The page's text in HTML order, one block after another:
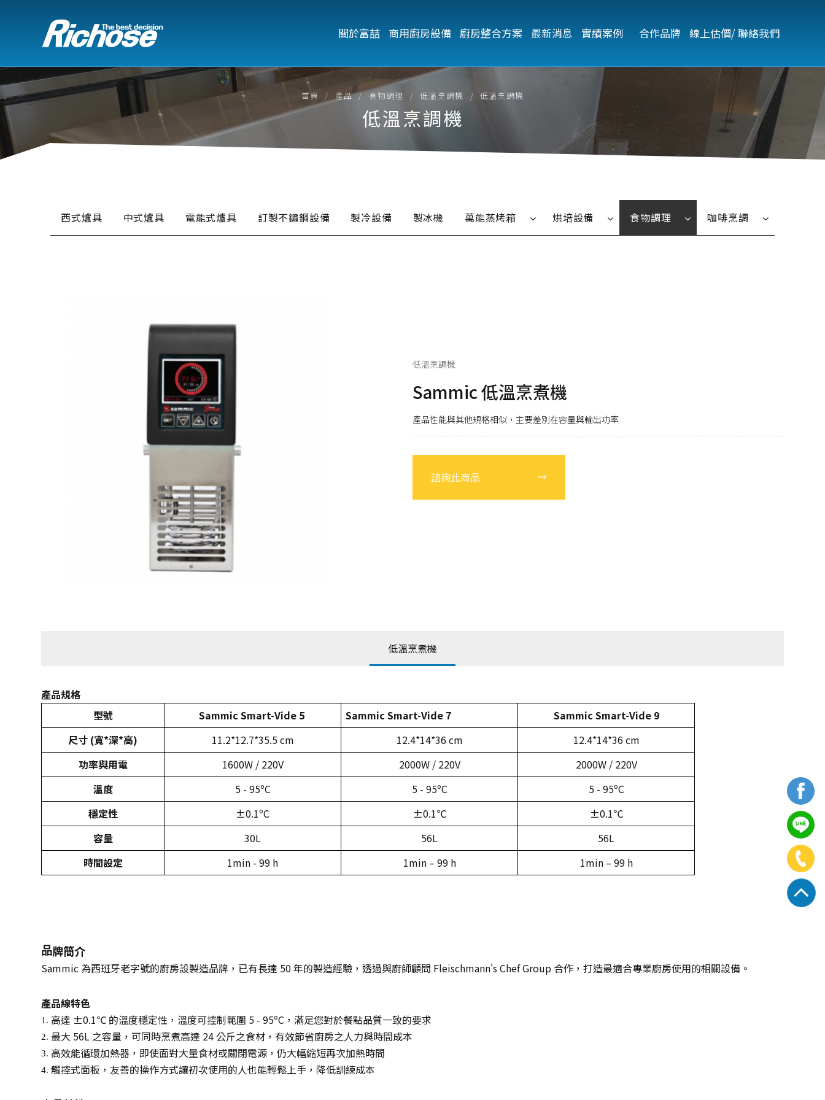
關於富喆 商用廚房設備 廚房整合方案 最新消息 實績案例 合作品牌 線上估價/ 聯絡我們
首頁 產品 食物調理 低溫烹調機 低溫烹調機
低溫烹調機
西式爐具 中式爐具 電能式爐具 訂製不鏽鋼設備 製冷設備 製冰機 萬能蒸烤箱 烘培設備 食物調理 咖啡烹調
低溫烹調機
Sammic 低溫烹煮機
產品性能與其他規格相似，主要差別在容量與輸出功率
諮詢此商品
低溫烹煮機
產品規格
型號
Sammic Smart-Vide 5 Sammic Smart-Vide 7
Sammic Smart-Vide 9
尺寸 (寬*深*高)
11.2*12.7*35.5 cm 12.4*14*36 cm
12.4*14*36 cm
功率與用電
1600W / 220V 2000W / 220V
2000W / 220V
溫度
5 - 95ºC 5 - 95ºC
5 - 95ºC
穩定性
±0.1ºC ±0.1℃
±0.1℃
容量
30L 56L
56L
時間設定
1min - 99 h 1min – 99 h 1min – 99 h
品牌簡介
Sammic 為西班牙老字號的廚房設製造品牌，已有長達 50 年的製造經驗，透過與廚師顧問 Fleischmann's Chef Group 合作，打造最適合專業廚房使用的相關設備。
產品線特色
1. 高達 ±0.1℃ 的溫度穩定性，溫度可控制範圍 5 - 95ºC，滿足您對於餐點品質一致的要求
2. 最大 56L 之容量，可同時烹煮高達 24 公斤之食材，有效節省廚房之人力與時間成本
3. 高效能循環加熱器，即使面對大量食材或關閉電源，仍大幅縮短再次加熱時間
4. ​觸控式面板，友善的操作方式讓初次使用的人也能輕鬆上手，降低訓練成本